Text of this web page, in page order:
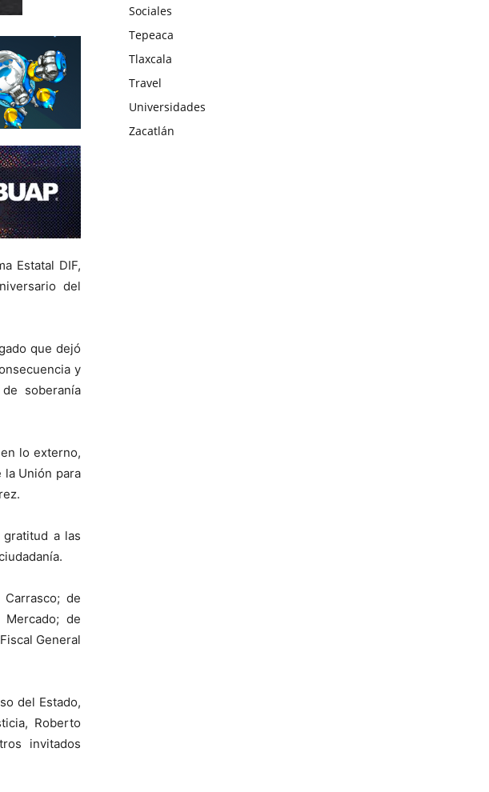
Estatal DIF,
del
que dejó
y
soberanía
lo externo,
Unión para
a las
de
Mercado; de
General
del Estado,
Roberto
invitados
Sociales
Tepeaca
Tlaxcala
Travel
Universidades
Zacatlán